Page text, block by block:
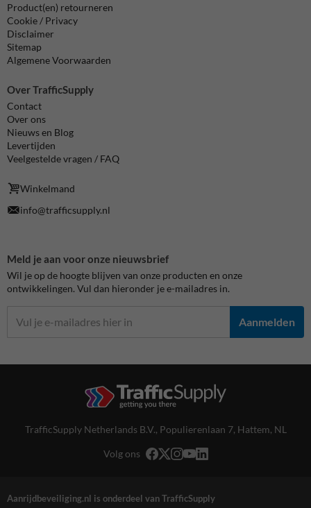
Product(en) retourneren
Cookie / Privacy
Disclaimer
Sitemap
Algemene Voorwaarden
Over TrafficSupply
Contact
Over ons
Nieuws en Blog
Levertijden
Veelgestelde vragen / FAQ
Winkelmand
info@trafficsupply.nl
Meld je aan voor onze nieuwsbrief
Wil je op de hoogte blijven van onze producten en onze
ontwikkelingen. Vul dan hieronder je e-mailadres in.
Aanmelden
TrafficSupply Netherlands B.V., Populierenlaan 7, Hattem, NL
Volg ons
Aanrijdbeveiliging.nl is onderdeel van TrafficSupply